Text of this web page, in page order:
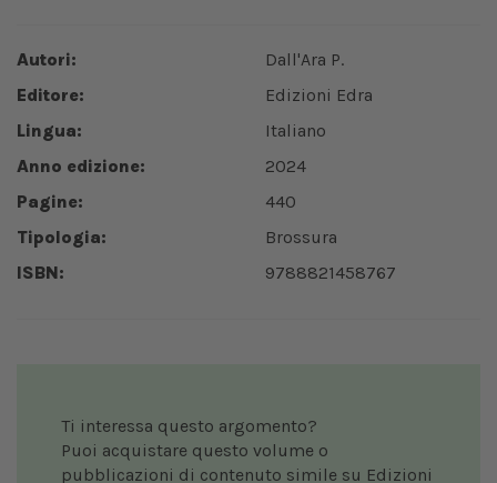
Autori:
Dall'Ara P.
Editore:
Edizioni Edra
Lingua:
Italiano
Anno edizione:
2024
Pagine:
440
Tipologia:
Brossura
ISBN:
9788821458767
Ti interessa questo argomento?
Puoi acquistare questo volume o
pubblicazioni di contenuto simile su Edizioni